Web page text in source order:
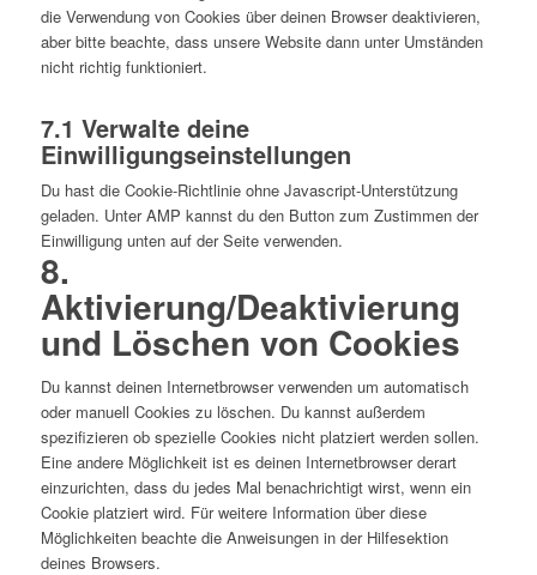
die Verwendung von Cookies über deinen Browser deaktivieren,
aber bitte beachte, dass unsere Website dann unter Umständen
nicht richtig funktioniert.
7.1 Verwalte deine
Einwilligungseinstellungen
Du hast die Cookie-Richtlinie ohne Javascript-Unterstützung
geladen. Unter AMP kannst du den Button zum Zustimmen der
Einwilligung unten auf der Seite verwenden.
8.
Aktivierung/Deaktivierung
und Löschen von Cookies
Du kannst deinen Internetbrowser verwenden um automatisch
oder manuell Cookies zu löschen. Du kannst außerdem
spezifizieren ob spezielle Cookies nicht platziert werden sollen.
Eine andere Möglichkeit ist es deinen Internetbrowser derart
einzurichten, dass du jedes Mal benachrichtigt wirst, wenn ein
Cookie platziert wird. Für weitere Information über diese
Möglichkeiten beachte die Anweisungen in der Hilfesektion
deines Browsers.